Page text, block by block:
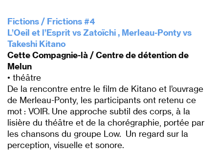
Fictions / Frictions #4
L’Oeil et l’Esprit vs Zatoïchi , Merleau-Ponty vs
Takeshi Kitano
Cette Compagnie-là / Centre de détention de
Melun
• théâtre
De la rencontre entre le film de Kitano et l’ouvrage
de Merleau-Ponty, les participants ont retenu ce
mot : VOIR. Une approche subtil des corps, à la
lisière du théâtre et de la chorégraphie, portée par
les chansons du groupe Low. Un regard sur la
perception, visuelle et sonore.